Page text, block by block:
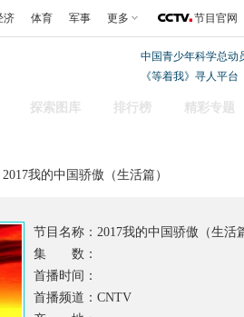
济 体育 军事 更多 节目官网
中国青少年科学总动
《等着我》寻人平台
探索图库 排行榜 精彩专题
2017我的中国骄傲（生活篇）
节目名称： 2017我的中国骄傲（生活
集 数：
首播时间：
首播频道：CNTV